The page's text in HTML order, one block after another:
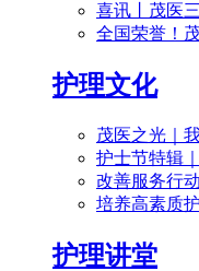
喜讯丨茂医
全国荣誉！
护理文化
茂医之光｜
护士节特辑
改善服务行
培养高素质
护理讲堂